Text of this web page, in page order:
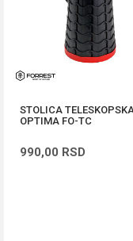
STOLICA
OPTIMA FO-TC
990,00 RSD